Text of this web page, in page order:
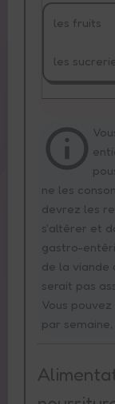
les fruits
les
ne les
devrez les
s'altérer et
gastro-
de la viande
serait pas
Vous
par